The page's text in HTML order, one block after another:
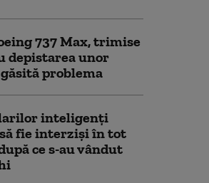
737 Max, trimise
depistarea unor
problema
inteligenți
fie interziși în tot
ce s-au vândut